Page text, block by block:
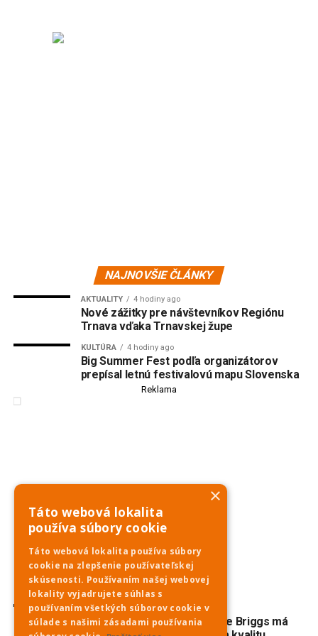
NAJNOVŠIE ČLÁNKY
AKTUALITY 4 hodiny ago
Nové zážitky pre návštevníkov Regiónu
Trnava vďaka Trnavskej župe
KULTÚRA 4 hodiny ago
Big Summer Fest podľa organizátorov
prepísal letnú festivalovú mapu Slovenska
Reklama
ŠPORT 4 hodiny ago
Basketbal: Američanka Terae Briggs má
×
Táto webová lokalita
používa súbory cookie
Táto webová lokalita používa súbory
cookie na zlepšenie používateľskej
skúsenosti. Používaním našej webovej
lokality vyjadrujete súhlas s
používaním všetkých súborov cookie v
súlade s našimi zásadami používania